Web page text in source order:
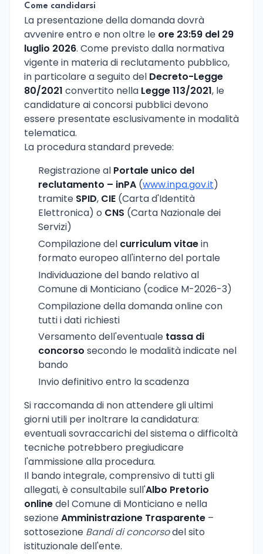
Come candidarsi
La presentazione della domanda dovrà
avvenire entro e non oltre le ore 23:59 del 29
luglio 2026. Come previsto dalla normativa
vigente in materia di reclutamento pubblico,
in particolare a seguito del Decreto-Legge
80/2021 convertito nella Legge 113/2021, le
candidature ai concorsi pubblici devono
essere presentate esclusivamente in modalità
telematica.
La procedura standard prevede:
Registrazione al Portale unico del
reclutamento – inPA (www.inpa.gov.it)
tramite SPID, CIE (Carta d'Identità
Elettronica) o CNS (Carta Nazionale dei
Servizi)
Compilazione del curriculum vitaein
formato europeo all'interno del portale
Individuazione del bando relativo al
Comune di Monticiano (codice M-2026-3)
Compilazione della domanda online con
tutti i dati richiesti
Versamento dell'eventuale tassa di
concorso secondo le modalità indicate nel
bando
Invio definitivo entro la scadenza
Si raccomanda di non attendere gli ultimi
giorni utili per inoltrare la candidatura:
eventuali sovraccarichi del sistema o difficoltà
tecniche potrebbero pregiudicare
l'ammissione alla procedura.
Il bando integrale, comprensivo di tutti gli
allegati, è consultabile sull'Albo Pretorio
onlinedel Comune di Monticiano e nella
sezioneAmministrazione Trasparente –
sottosezione Bandi di concorsodel sito
istituzionale dell'ente.